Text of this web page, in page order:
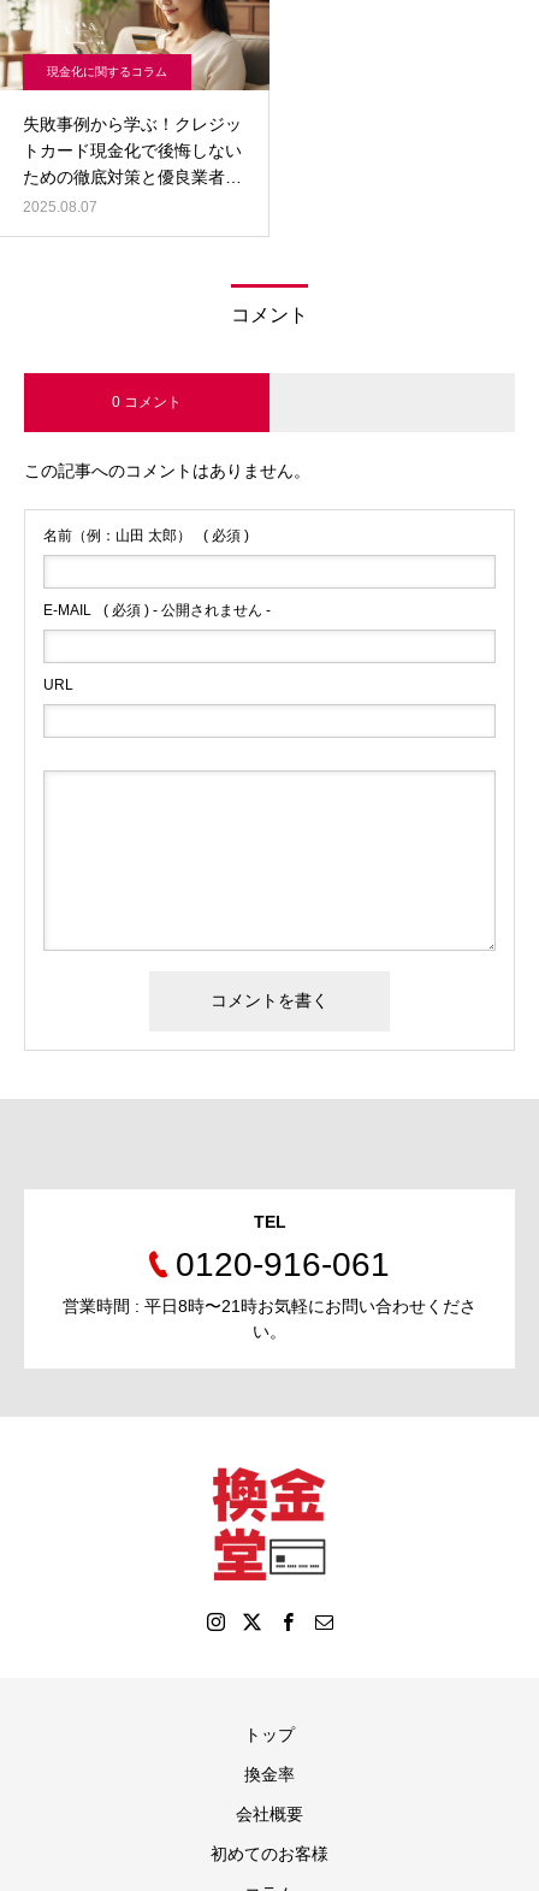
現金化に関するコラム
失敗事例から学ぶ！クレジッ
トカード現金化で後悔しない
ための徹底対策と優良業者選
び
2025.08.07
コメント
0 コメント
この記事へのコメントはありません。
名前（例：山田 太郎） ( 必須 )
E-MAIL ( 必須 ) - 公開されません -
URL
TEL
0120-916-061
営業時間 : 平日8時〜21時お気軽にお問い合わせくださ
い。
トップ
換金率
会社概要
初めてのお客様